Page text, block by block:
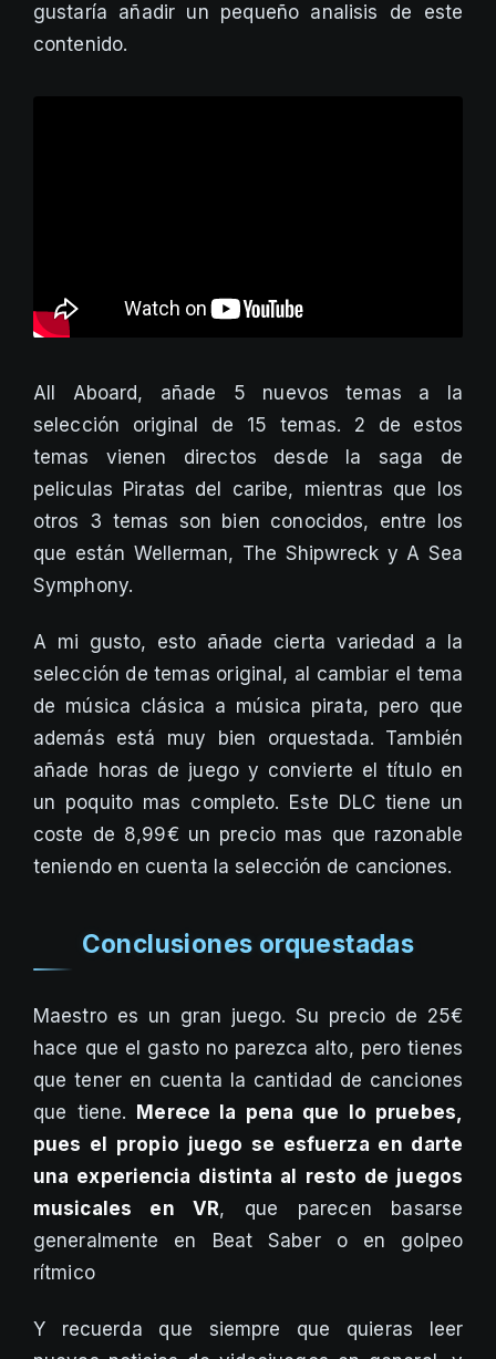
gustaría añadir un pequeño analisis de este
contenido.
All Aboard, añade 5 nuevos temas a la
selección original de 15 temas. 2 de estos
temas vienen directos desde la saga de
peliculas Piratas del caribe, mientras que los
otros 3 temas son bien conocidos, entre los
que están Wellerman, The Shipwreck y A Sea
Symphony.
A mi gusto, esto añade cierta variedad a la
selección de temas original, al cambiar el tema
de música clásica a música pirata, pero que
además está muy bien orquestada. También
añade horas de juego y convierte el título en
un poquito mas completo. Este DLC tiene un
coste de 8,99€ un precio mas que razonable
teniendo en cuenta la selección de canciones.
Conclusiones orquestadas
Maestro es un gran juego. Su precio de 25€
hace que el gasto no parezca alto, pero tienes
que tener en cuenta la cantidad de canciones
que tiene.
Merece la pena que lo pruebes,
pues el propio juego se esfuerza en darte
una experiencia distinta al resto de juegos
musicales en VR, que parecen basarse
generalmente en Beat Saber o en golpeo
rítmico
Y recuerda que siempre que quieras leer